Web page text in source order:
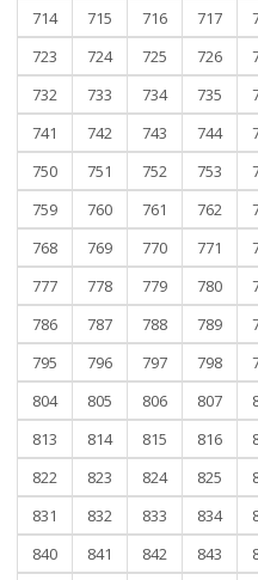
714
715 716 717
723
724 725 726
732
733 734 735
741
742 743 744
750
751 752 753
759
760 761 762
768
769 770 771
777
778 779 780
786
787 788 789
795
796 797 798
804
805 806 807
813
814 815 816
822
823 824 825
831
832 833 834
840
841 842 843